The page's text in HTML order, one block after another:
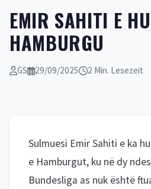
EMIR SAHITI E
HAMBURGU
GS 29/09/2025 2 Min. Lesezeit
Sulmuesi Emir Sahiti e ka
e Hamburgut, ku në dy
Bundesliga as nuk është